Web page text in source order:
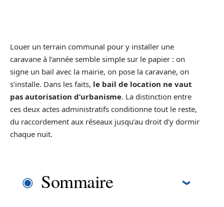
Louer un terrain communal pour y installer une
caravane à l’année semble simple sur le papier : on
signe un bail avec la mairie, on pose la caravane, on
s’installe. Dans les faits, le bail de location ne vaut
pas autorisation d’urbanisme. La distinction entre
ces deux actes administratifs conditionne tout le reste,
du raccordement aux réseaux jusqu’au droit d’y dormir
chaque nuit.
Sommaire